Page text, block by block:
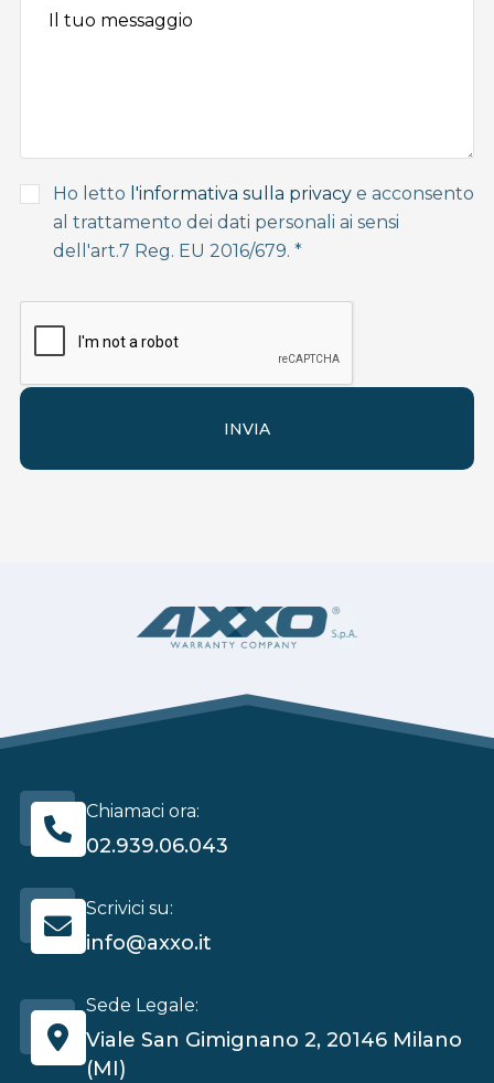
Ho letto l'informativa sulla privacy e acconsento
al trattamento dei dati personali ai sensi
dell'art.7 Reg. EU 2016/679. *
INVIA
Chiamaci ora:
02.939.06.043
Scrivici su:
info@axxo.it
Sede Legale:
Viale San Gimignano 2, 20146 Milano
(MI)